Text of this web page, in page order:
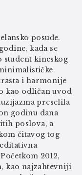
posuđe.
kada se
student kineskog
i harmonije
kao odličan uvod
preselila
godinu dana
poslova, a
čitavog tog
2012,
kao najzahtevniji